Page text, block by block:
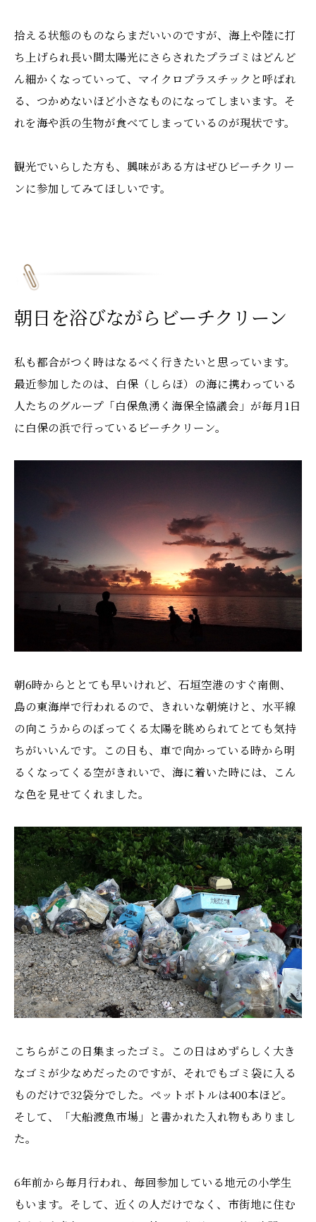
拾える状態のものならまだいいのですが、海上や陸に打
ち上げられ長い間太陽光にさらされたプラゴミはどんど
ん細かくなっていって、マイクロプラスチックと呼ばれ
る、つかめないほど小さなものになってしまいます。そ
れを海や浜の生物が食べてしまっているのが現状です。
観光でいらした方も、興味がある方はぜひビーチクリー
ンに参加してみてほしいです。
朝日を浴びながらビーチクリーン
私も都合がつく時はなるべく行きたいと思っています。
最近参加したのは、白保（しらほ）の海に携わっている
人たちのグループ「白保魚湧く海保全協議会」が毎月1日
に白保の浜で行っているビーチクリーン。
朝6時からととても早いけれど、石垣空港のすぐ南側、
島の東海岸で行われるので、きれいな朝焼けと、水平線
の向こうからのぼってくる太陽を眺められてとても気持
ちがいいんです。この日も、車で向かっている時から明
るくなってくる空がきれいで、海に着いた時には、こん
な色を見せてくれました。
こちらがこの日集まったゴミ。この日はめずらしく大き
なゴミが少なめだったのですが、それでもゴミ袋に入る
ものだけで32袋分でした。ペットボトルは400本ほど。
そして、「大船渡魚市場」と書かれた入れ物もありまし
た。
6年前から毎月行われ、毎回参加している地元の小学生
もいます。そして、近くの人だけでなく、市街地に住む